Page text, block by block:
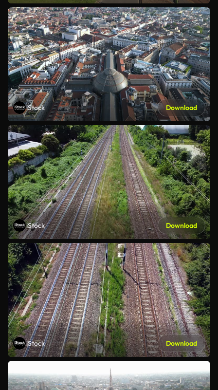
iStock Download
iStock Download
iStock Download